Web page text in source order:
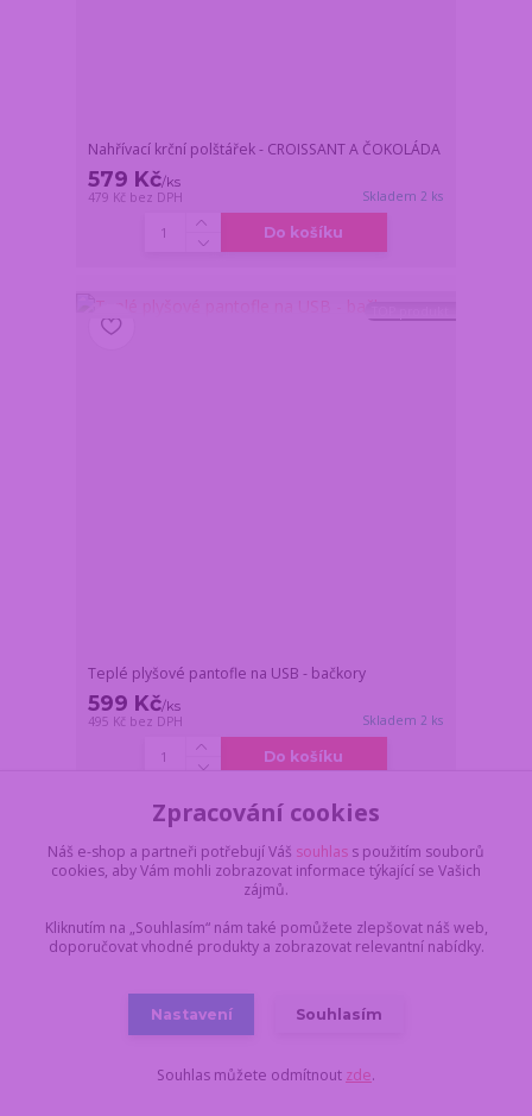
Nahřívací krční polštářek - CROISSANT A ČOKOLÁDA
579 Kč/ks
479 Kč bez DPH Skladem 2 ks
Do košíku
Teplé plyšové pantofle na USB - bačkory
599 Kč/ks
495 Kč bez DPH Skladem 2 ks
Do košíku
Zpracování cookies
Náš e-shop a partneři potřebují Váš souhlas s použitím souborů
cookies, aby Vám mohli zobrazovat informace týkající se Vašich
zájmů.
Kliknutím na „Souhlasím“ nám také pomůžete zlepšovat náš web,
doporučovat vhodné produkty a zobrazovat relevantní nabídky.
Nastavení Souhlasím
Souhlas můžete odmítnout zde.